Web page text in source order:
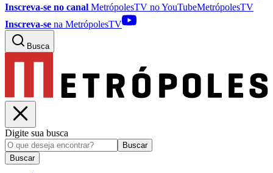
Inscreva-se no canal MetrópolesTV noYouTubeMetrópolesTV
Inscreva-se na MetrópolesTV
Busca
Digite sua busca
Buscar
Buscar